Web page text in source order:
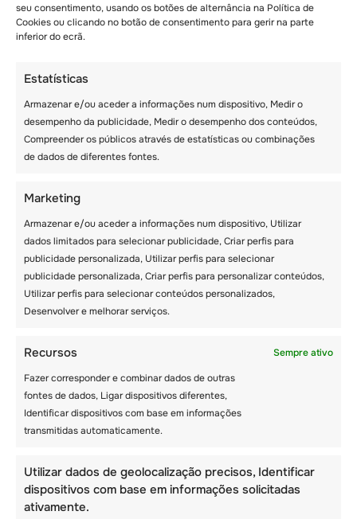
seu consentimento, usando os botões de alternância na Política de
Cookies ou clicando no botão de consentimento para gerir na parte
inferior do ecrã.
Estatísticas
Armazenar e/ou aceder a informações num dispositivo, Medir o
desempenho da publicidade, Medir o desempenho dos conteúdos,
Compreender os públicos através de estatísticas ou combinações
de dados de diferentes fontes.
Marketing
Armazenar e/ou aceder a informações num dispositivo, Utilizar
dados limitados para selecionar publicidade, Criar perfis para
publicidade personalizada, Utilizar perfis para selecionar
publicidade personalizada, Criar perfis para personalizar conteúdos,
Utilizar perfis para selecionar conteúdos personalizados,
Desenvolver e melhorar serviços.
Recursos
Sempre ativo
Fazer corresponder e combinar dados de outras
fontes de dados, Ligar dispositivos diferentes,
Identificar dispositivos com base em informações
transmitidas automaticamente.
Utilizar dados de geolocalização precisos, Identificar
dispositivos com base em informações solicitadas
ativamente.
DIA INTERNACIONAL
– 9 DE AGOSTO
CABANE NIGNT – 5 E
6 DE AGOSTO